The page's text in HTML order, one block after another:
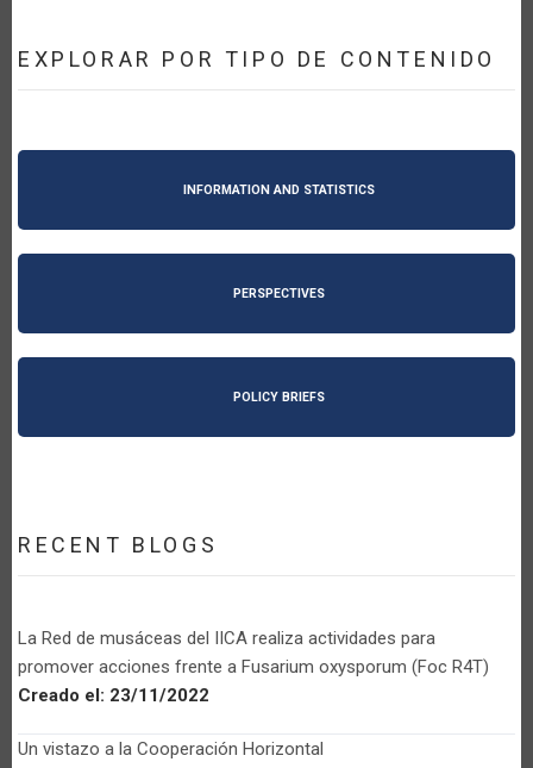
EXPLORAR POR TIPO DE CONTENIDO
INFORMATION AND STATISTICS
PERSPECTIVES
POLICY BRIEFS
RECENT BLOGS
La Red de musáceas del IICA realiza actividades para
promover acciones frente a Fusarium oxysporum (Foc R4T)
Creado el: 23/11/2022
Un vistazo a la Cooperación Horizontal